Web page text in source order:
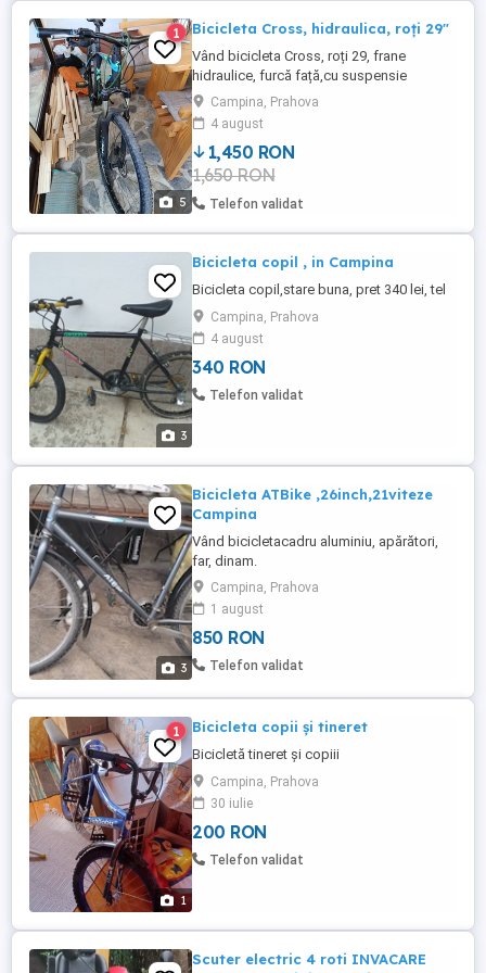
5
1 Bicicleta Cross, hidraulica, roți 29"
Vând bicicleta Cross, roți 29, frane
hidraulice, furcă față,cu suspensie
reglabilă,9 3,viteze,stare foarte buna.
Campina, Prahova
4 august
1,450 RON
1,650 RON
Telefon validat
3
Bicicleta copil , in Campina
Bicicleta copil,stare buna, pret 340 lei, tel
Campina, Prahova
4 august
340 RON
Telefon validat
3
Bicicleta ATBike ,26inch,21viteze
Campina
Vând bicicletacadru aluminiu, apărători,
far, dinam.
Campina, Prahova
1 august
850 RON
Telefon validat
1
1 Bicicleta copii și tineret
Bicicletă tineret și copiii
Campina, Prahova
30 iulie
200 RON
Telefon validat
Scuter electric 4 roti INVACARE